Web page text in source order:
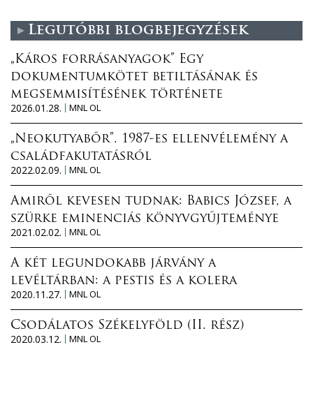
Legutóbbi blogbejegyzések
„Káros forrásanyagok” Egy
dokumentumkötet betiltásának és
megsemmisítésének története
2026.01.28.
MNL OL
„Neokutyabőr”. 1987-es ellenvélemény a
családfakutatásról
2022.02.09.
MNL OL
Amiről kevesen tudnak: Babics József, a
szürke eminenciás könyvgyűjteménye
2021.02.02.
MNL OL
A két legundokabb járvány a
levéltárban: a pestis és a kolera
2020.11.27.
MNL OL
Csodálatos Székelyföld (II. rész)
2020.03.12.
MNL OL